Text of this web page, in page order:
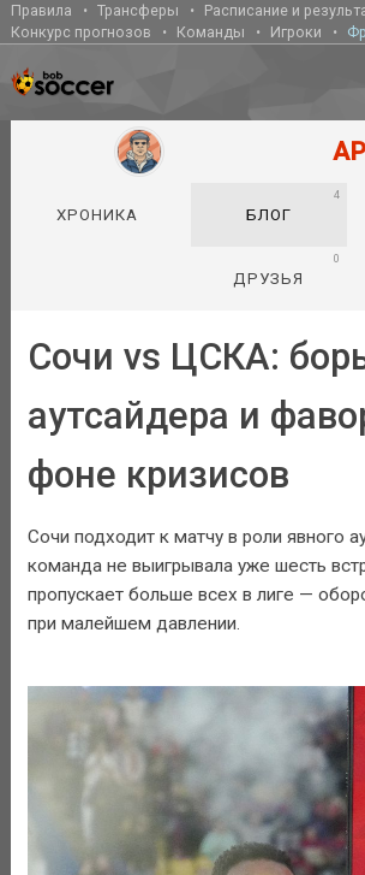
Правила Трансферы
Расписание и
Конкурс прогнозов
Команды Игроки
ХРОНИКА БЛОГ
4
ДРУЗЬЯ
0
Сочи vs ЦСКА:
аутсайдера и
фоне кризисов
Сочи подходит к матчу в роли явного
команда не выигрывала уже шесть
пропускает больше всех в лиге —
при малейшем давлении.